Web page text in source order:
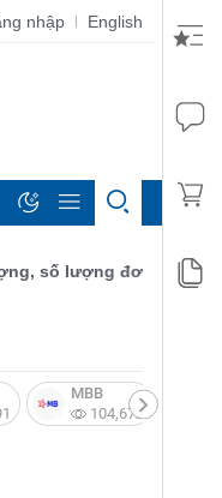
nhập | English
lượng đơn đặt hàng
MBB
104,672